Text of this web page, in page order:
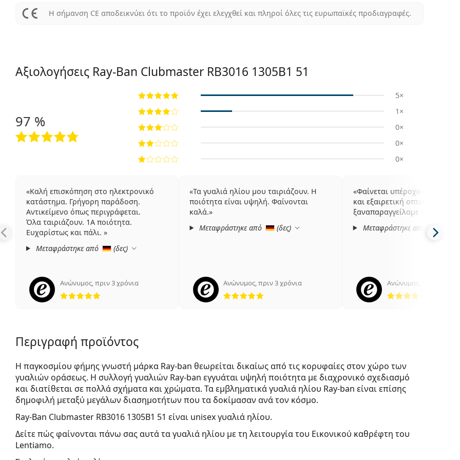
Η σήμανση CE αποδεικνύει ότι το προϊόν έχει ελεγχθεί και πληροί όλες τις ευρωπαϊκές προδιαγραφές.
Αξιολογήσεις Ray-Ban Clubmaster RB3016 1305B1 51
97 %
5×
1×
0×
0×
0×
Καλή επισκόπηση στο ηλεκτρονικό
κατάστημα. Γρήγορη παράδοση.
Αντικείμενο όπως περιγράφεται.
Όλα ταιριάζουν. 1Α ποιότητα.
Ευχαρίστως και πάλι.
Μεταφράστηκε από
(δες)
Ανώνυμος,πριν 3 χρόνια
5 αξιολογήσεις από 5
Τα γυαλιά ηλίου μου ταιριάζουν. Η
ποιότητα είναι υψηλή. Φαίνονται
καλά.
Μεταφράστηκε από
(δες)
Ανώνυμος,πριν 3 χρόνια
5 αξιολογήσεις από 5
Φαίνεται υπέροχο με τα
και εξαιρετική οπτική
ξαναπαραγγείλαμε για την
Μεταφράστηκε από
Ανώνυμος
Περιγραφή προϊόντος
Η παγκοσμίου φήμης γνωστή μάρκα Ray-ban θεωρείται δικαίως από τις κορυφαίες στον χώρο των
γυαλιών οράσεως. Η συλλογή γυαλιών Ray-ban εγγυάται υψηλή ποιότητα με διαχρονικό σχεδιασμό
και διατίθεται σε πολλά σχήματα και χρώματα. Τα εμβληματικά γυαλιά ηλίου Ray-ban είναι επίσης
δημοφιλή μεταξύ μεγάλων διασημοτήτων που τα δοκίμασαν ανά τον κόσμο.
Ray-Ban Clubmaster RB3016 1305B1 51 είναι unisex γυαλιά ηλίου.
Δείτε πώς φαίνονται πάνω σας αυτά τα γυαλιά ηλίου με τη λειτουργία του Εικονικού καθρέφτη του
Lentiamo.